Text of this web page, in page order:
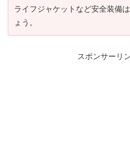
ライフジャケットなど安全装備
ょう。
スポンサーリ